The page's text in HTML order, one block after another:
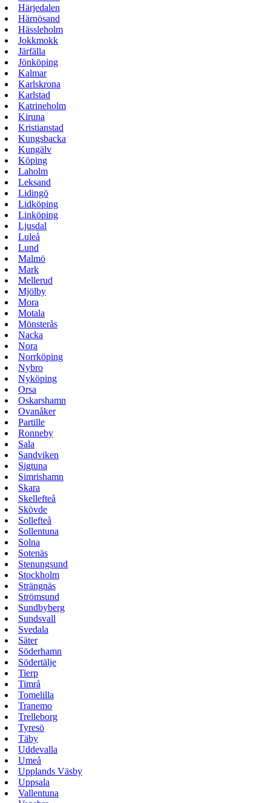
Härjedalen
Härnösand
Hässleholm
Jokkmokk
Järfälla
Jönköping
Kalmar
Karlskrona
Karlstad
Katrineholm
Kiruna
Kristianstad
Kungsbacka
Kungälv
Köping
Laholm
Leksand
Lidingö
Lidköping
Linköping
Ljusdal
Luleå
Lund
Malmö
Mark
Mellerud
Mjölby
Mora
Motala
Mönsterås
Nacka
Nora
Norrköping
Nybro
Nyköping
Orsa
Oskarshamn
Ovanåker
Partille
Ronneby
Sala
Sandviken
Sigtuna
Simrishamn
Skara
Skellefteå
Skövde
Sollefteå
Sollentuna
Solna
Sotenäs
Stenungsund
Stockholm
Strängnäs
Strömsund
Sundbyberg
Sundsvall
Svedala
Säter
Söderhamn
Södertälje
Tierp
Timrå
Tomelilla
Tranemo
Trelleborg
Tyresö
Täby
Uddevalla
Umeå
Upplands Väsby
Uppsala
Vallentuna